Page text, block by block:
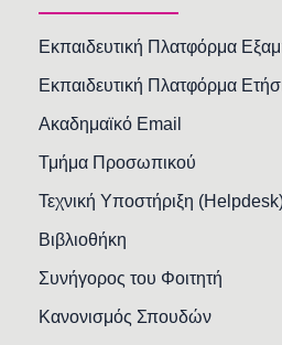
Εκπαιδευτική Πλατφόρμα
Εκπαιδευτική Πλατφόρμα
Ακαδημαϊκό Email
Τμήμα Προσωπικού
Τεχνική Υποστήριξη
Βιβλιοθήκη
Συνήγορος του Φοιτητή
Κανονισμός Σπουδών